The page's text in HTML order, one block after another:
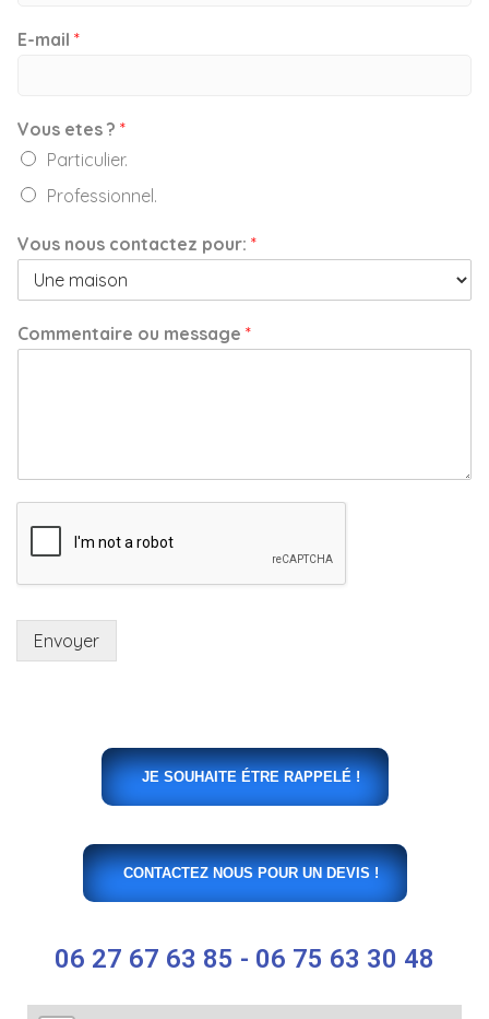
E-mail *
Vous etes ? *
Particulier.
Professionnel.
Vous nous contactez pour: *
Commentaire ou message *
Envoyer
JE SOUHAITE ÉTRE RAPPELÉ !
CONTACTEZ NOUS POUR UN DEVIS !
06 27 67 63 85 - 06 75 63 30 48